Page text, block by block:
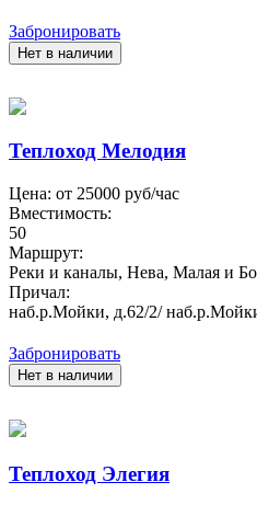
Забронировать
Нет в наличии
Теплоход Мелодия
Цена: от 25000 руб/час
Вместимость:
50
Маршрут:
Реки и каналы, Нева, Малая и
Причал:
наб.р.Мойки, д.62/2/
Забронировать
Нет в наличии
Теплоход Элегия